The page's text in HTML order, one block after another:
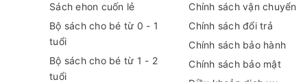
Sách ehon cuốn lẻ
Bộ sách cho bé từ 0 - 1
tuổi
Bộ sách cho bé từ 1 - 2
tuổi
Chính sách vận chuyển
Chính sách đổi trả
Chính sách bảo hành
Chính sách bảo mật